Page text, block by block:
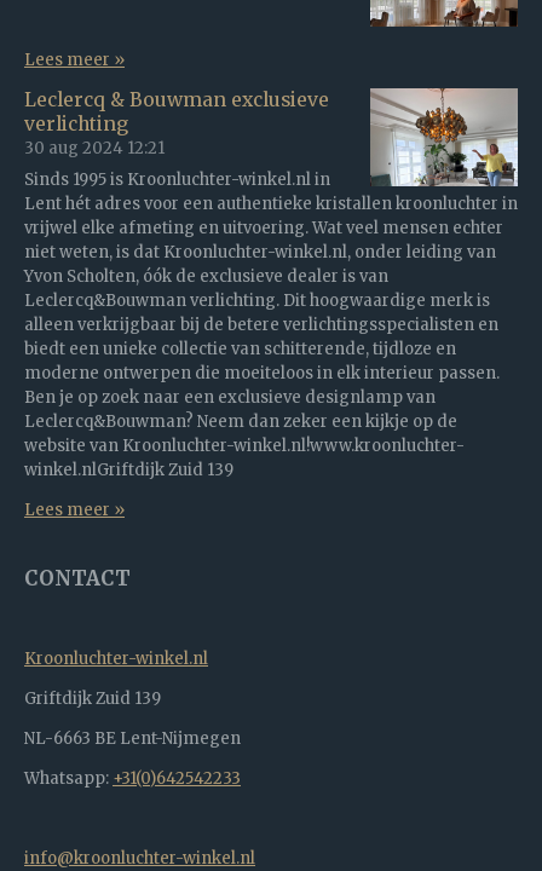
Lees meer »
Leclercq & Bouwman exclusieve
verlichting
30 aug 2024 12:21
Sinds 1995 is Kroonluchter-winkel.nl in
Lent hét adres voor een authentieke kristallen kroonluchter in
vrijwel elke afmeting en uitvoering. Wat veel mensen echter
niet weten, is dat Kroonluchter-winkel.nl, onder leiding van
Yvon Scholten, óók de exclusieve dealer is van
Leclercq&Bouwman verlichting. Dit hoogwaardige merk is
alleen verkrijgbaar bij de betere verlichtingsspecialisten en
biedt een unieke collectie van schitterende, tijdloze en
moderne ontwerpen die moeiteloos in elk interieur passen.
Ben je op zoek naar een exclusieve designlamp van
Leclercq&Bouwman? Neem dan zeker een kijkje op de
website van Kroonluchter-winkel.nl!www.kroonluchter-
winkel.nlGriftdijk Zuid 139
Lees meer »
CONTACT
Kroonluchter-winkel.nl
Griftdijk Zuid 139
NL-6663 BE Lent-Nijmegen
Whatsapp: +31(0)642542233
info@kroonluchter-winkel.nl